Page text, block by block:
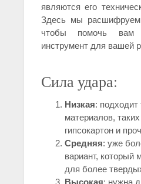
являются его
Здесь мы расшифруем
чтобы помочь вам
инструмент для вашей
Сила удара:
Низкая: подходит
материалов,
гипсокартон и
Средняя: уже
вариант, который
для более